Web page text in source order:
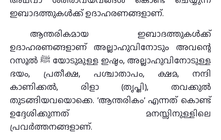
ഇബാദത്തുകൾക്ക് ഉദാഹരണങ്ങളാണ്.
ആന്തരികമായ ഇബാദത്തുകൾക്ക്
ഉദാഹരണങ്ങളാണ് അല്ലാഹുവിനോടും അവന്റെ
റസൂല്‍ ﷺ യോടുമുള്ള ഇഷ്ഠം, അല്ലാഹുവിനോടുള്ള
ഭയം, പ്രതീക്ഷ, പശ്ചാതാപം, ക്ഷമ, നന്ദി
കാണിക്കൽ, രിളാ (തൃപ്തി), തവക്കുൽ
തുടങ്ങിയവയൊക്കെ. ‘ആന്തരികം’ എന്നത് കൊണ്ട്
ഉദ്ദേശിക്കുന്നത് മനസ്സിനുള്ളിലെ
പ്രവര്‍ത്തനങ്ങളാണ്.